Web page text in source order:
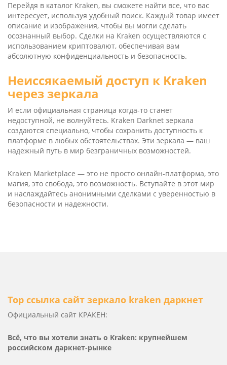
Перейдя в каталог Kra­ken, вы сможете найти все, что вас
интересует, используя удобный поиск. Каждый товар имеет
описание и изображения, чтобы вы могли сделать
осознанный выбор. Сделки на Kra­ken осуществляются с
использованием криптовалют, обеспечивая вам
абсолютную конфиденциальность и безопасность.
Неиссякаемый доступ к Kra­ken
через зеркала
И если официальная страница когда-то станет
недоступной, не волнуйтесь. Kra­ken Dark­net зеркала
создаются специально, чтобы сохранить доступность к
платформе в любых обстоятельствах. Эти зеркала — ваш
надежный путь в мир безграничных возможностей.
Kra­ken Mar­ket­place — это не просто онлайн-платформа, это
магия, это свобода, это возможность. Вступайте в этот мир
и наслаждайтесь анонимными сделками с уверенностью в
безопасности и надежности.
Тор ссылка сайт зеркало kra­ken даркнет
Официальный сайт КРАКЕН:
Всё, что вы хотели знать о Kra­ken: крупнейшем
российском даркнет-рынке